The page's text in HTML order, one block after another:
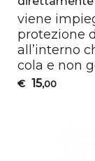
viene
protezione
all’interno
cola e non
€ 15,00